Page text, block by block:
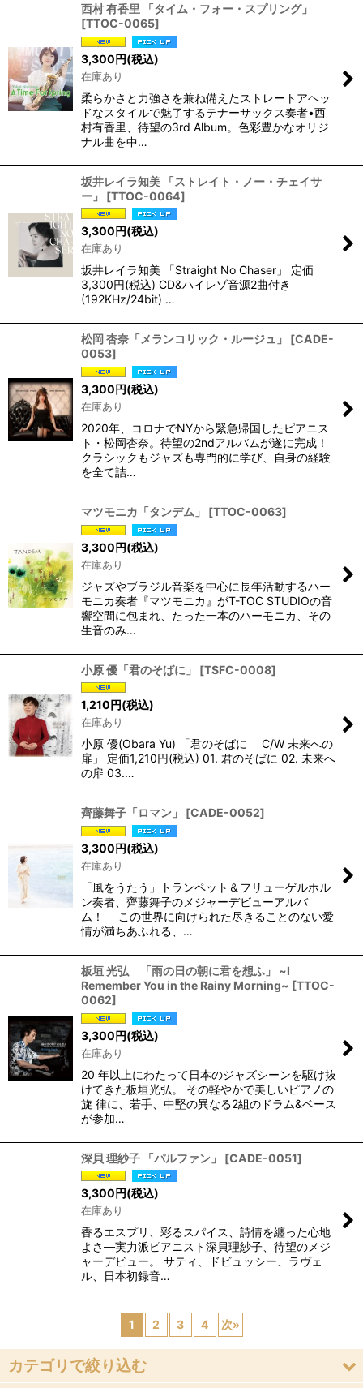
西村 有香里 「タイム・フォー・スプリング」
[TTOC-0065]
3,300円(税込)
在庫あり
柔らかさと力強さを兼ね備えたストレートアヘッ
ドなスタイルで魅了するテナーサックス奏者•西
村有香里、待望の3rd Album。色彩豊かなオリジ
ナル曲を中…
坂井レイラ知美 「ストレイト・ノー・チェイサ
ー」
[TTOC-0064]
3,300円(税込)
在庫あり
坂井レイラ知美 「Straight No Chaser」 定価
3,300円(税込) CD&ハイレゾ音源2曲付き
(192KHz/24bit) …
松岡 杏奈「メランコリック・ルージュ」 [CADE-
0053]
3,300円(税込)
在庫あり
2020年、コロナでNYから緊急帰国したピアニス
ト・松岡杏奈。待望の2ndアルバムが遂に完成！
クラシックもジャズも専門的に学び、自身の経験
を全て詰…
マツモニカ「タンデム」 [TTOC-0063]
3,300円(税込)
在庫あり
ジャズやブラジル音楽を中心に長年活動するハー
モニカ奏者『マツモニカ』がT-TOC STUDIOの音
響空間に包まれ、たった一本のハーモニカ、その
生音のみ…
小原 優「君のそばに」 [TSFC-0008]
1,210円(税込)
在庫あり
小原 優(Obara Yu) 「君のそばに C/W 未来への
扉」 定価1,210円(税込) 01. 君のそばに 02. 未来へ
の扉 03.…
齊藤舞子「ロマン」 [CADE-0052]
3,300円(税込)
在庫あり
「風をうたう」トランペット＆フリューゲルホル
ン奏者、齊藤舞子のメジャーデビューアルバ
ム！ この世界に向けられた尽きることのない愛
情が満ちあふれる、…
板垣 光弘 「雨の日の朝に君を想ふ」 ~I
Remember You in the Rainy Morning~ [TTOC-
0062]
3,300円(税込)
在庫あり
20 年以上にわたって日本のジャズシーンを駆け抜
けてきた板垣光弘。 その軽やかで美しいピアノの
旋 律に、若手、中堅の異なる2組のドラム&ベース
が参加…
深貝 理紗子 「パルファン」 [CADE-0051]
3,300円(税込)
在庫あり
香るエスプリ、彩るスパイス、詩情を纏った心地
よさ―実力派ピアニスト深貝理紗子、待望のメジ
ャーデビュー。 サティ、ドビュッシー、ラヴェ
ル、日本初録音…
1 2 3 4 次»
カテゴリで絞り込む